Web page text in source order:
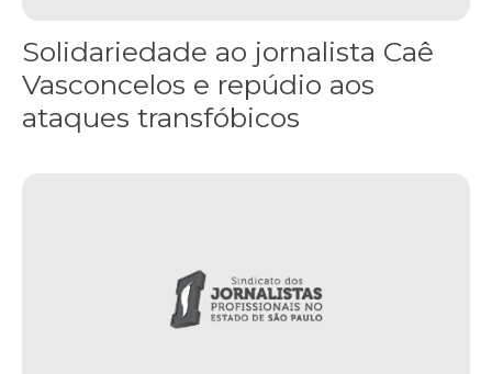
Solidariedade ao jornalista Caê
Vasconcelos e repúdio aos
ataques transfóbicos